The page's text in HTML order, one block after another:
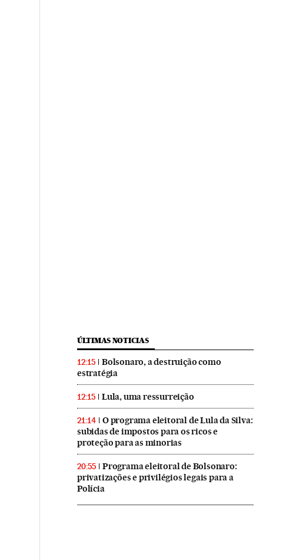
ÚLTIMAS NOTICIAS
12:15
Bolsonaro, a destruição como
estratégia
12:15 Lula, uma ressurreição
21:14
O programa eleitoral de Lula da Silva:
subidas de impostos para os ricos e
proteção para as minorias
20:55
Programa eleitoral de Bolsonaro:
privatizações e privilégios legais para a
Polícia